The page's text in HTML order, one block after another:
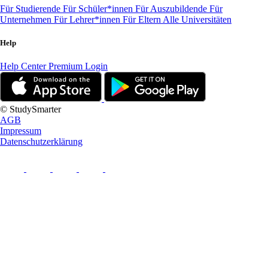
Für Studierende Für Schüler*innen Für Auszubildende Für
Unternehmen Für Lehrer*innen Für Eltern Alle Universitäten
Help
Help CenterPremium Login
© StudySmarter
AGB
Impressum
Datenschutzerklärung